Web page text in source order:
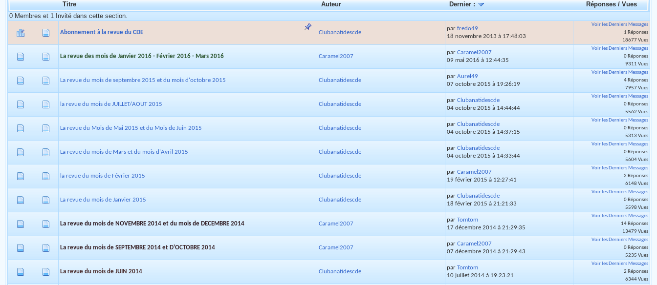
Titre Auteur Dernier : Réponses/Vues
0 Membres et 1 Invité dans cette section.
Abonnement à la revue du CDE Clubanatidescde
par fredo49
18 novembre 2013 à 17:48:03
Voir les Derniers Messages
1 Réponses
18677 Vues
La revue des mois de Janvier 2016 - Février 2016 - Mars 2016 Caramel2007
par Caramel2007
09 mai 2016 à 12:44:35
Voir les Derniers Messages
0 Réponses
9311 Vues
La revue du mois de septembre 2015 et du mois d'octobre 2015 Clubanatidescde
par Aurel49
07 octobre 2015 à 19:26:19
Voir les Derniers Messages
4 Réponses
7957 Vues
la revue du mois de JUILLET/AOUT 2015 Clubanatidescde
par Clubanatidescde
04 octobre 2015 à 14:44:44
Voir les Derniers Messages
0 Réponses
5562 Vues
La revue du Mois de Mai 2015 et du Mois de Juin 2015 Clubanatidescde
par Clubanatidescde
04 octobre 2015 à 14:37:15
Voir les Derniers Messages
0 Réponses
5313 Vues
La revue du mois de Mars et du mois d'Avril 2015 Clubanatidescde
par Clubanatidescde
04 octobre 2015 à 14:33:44
Voir les Derniers Messages
0 Réponses
5604 Vues
la revue du mois de Février 2015 Clubanatidescde
par Caramel2007
19 février 2015 à 12:27:41
Voir les Derniers Messages
2 Réponses
6148 Vues
La revue du mois de Janvier 2015 Clubanatidescde
par Clubanatidescde
18 février 2015 à 21:21:33
Voir les Derniers Messages
0 Réponses
5598 Vues
La revue du mois de NOVEMBRE 2014 et du mois de DECEMBRE 2014 Caramel2007
par Tomtom
17 décembre 2014 à 21:29:35
Voir les Derniers Messages
14 Réponses
13479 Vues
La revue du mois de SEPTEMBRE 2014 et D'OCTOBRE 2014 Caramel2007
par Caramel2007
07 décembre 2014 à 21:29:43
Voir les Derniers Messages
0 Réponses
5235 Vues
La revue du mois de JUIN 2014 Clubanatidescde
par Tomtom
10 juillet 2014 à 19:23:21
Voir les Derniers Messages
2 Réponses
6344 Vues